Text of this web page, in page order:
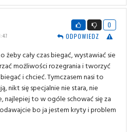
0
ODPOWIEDZ
cały czas biegać, wystawiać sie
możliwości rozegrania i tworzyć
i chcieć. Tymczasem nasi to
nikt się specjalnie nie stara, nie
najlepiej to w ogóle schować się za
bo ja jestem kryty i problem